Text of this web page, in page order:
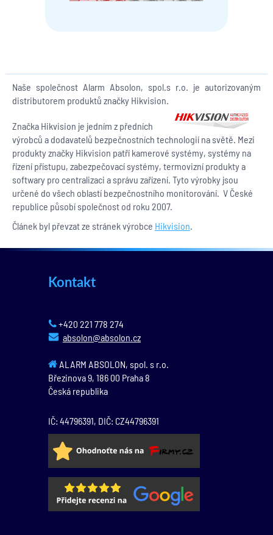
Naše společnost Alarm Absolon, spol.s r.o. je autorizovaným
distributorem produktů značky Hikvision.
Značka Hikvision je jedním z předních
výrobců a dodavatelů bezpečnostních technologií na světě. Mezi
produkty značky Hikvision patří kamerové systémy, systémy na
řízení přístupu, zabezpečovací systémy, termovizní produkty a
softwary pro centralizaci a správu zařízení. Tyto výrobky jsou
určené do všech oblastí bezpečnostního monitorování. V České
republice působí společnost od roku 2007.
Článek byl převzat ze stránek výrobce Hikvision.
Kontakt
+420 221 778 274
absolon@absolon.cz
ALARM ABSOLON, spol. s r.o.
Březinova 9, 186 00 Praha 8
Česká republika
IČ: 44796391, DIČ: CZ44796391